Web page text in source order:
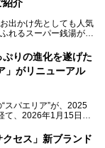
紹介
出かけ先としても人気
れるスーパー銭湯がた
海が見える絶景で非日
なく1日過ごした
っているため、その日
はずです。
で滞在できる施設
スを備えた仕事もでき
りの進化を遂げた
」がリニューアル
スパエリア”が、2025
て、2026年1月15日
ウナの魅力を、人気キ
セス」新ブランド